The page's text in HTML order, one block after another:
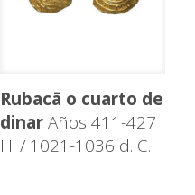
Rubacā o cuarto de
dinarAños 411-427
H. / 1021-1036 d. C.